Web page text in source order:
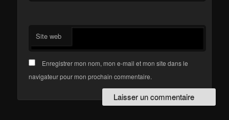
Site web
Enregistrer mon nom, mon e-mail et mon site dans le
navigateur pour mon prochain commentaire.